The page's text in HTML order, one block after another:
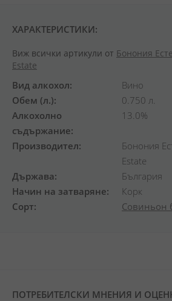
ХАРАКТЕРИСТИКИ:
Виж всички артикули от Бонония
Estate
Вид алкохол
Вино
Обем (л.)
0.750 л.
Алкохолно
съдържание
13.0%
Производител
Бонония
Estate
Държава
България
Начин на затваряне
Корк
Сорт
Совиньон
ПОТРЕБИТЕЛСКИ МНЕНИЯ И